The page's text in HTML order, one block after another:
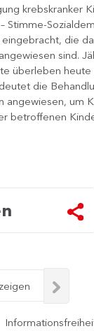
krebskranker
Stimme-
die
sind.
überleben
die
angewiesen, um
betroffenen